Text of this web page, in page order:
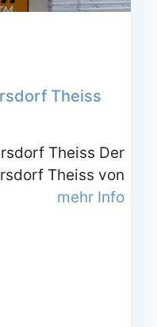
Theiss
Theiss Der
Theiss von
mehr Info